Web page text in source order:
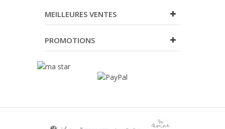
MEILLEURES VENTES
PROMOTIONS